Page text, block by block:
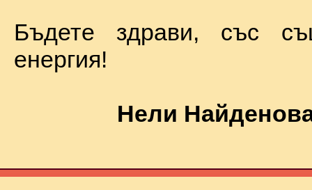
Бъдете здрави, със
енергия!
Нели